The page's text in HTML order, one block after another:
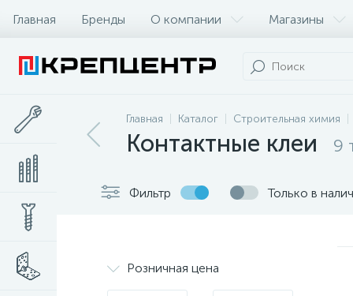
Главная Бренды О компании Магазины
Главная Каталог Строительная химия
Контактные клеи 9
Фильтр Только в
Розничная цена